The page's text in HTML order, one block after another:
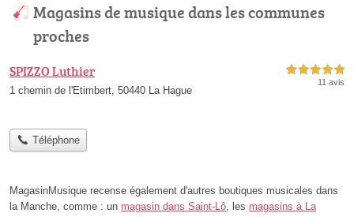
Magasins de musique dans les communes
proches
SPIZZO Luthier
1 chemin de l'Etimbert, 50440 La Hague
5,0 étoiles sur 5
11 avis
Téléphone
MagasinMusique recense également d'autres boutiques musicales dans
la Manche, comme : un magasin dans Saint-Lô , les magasins à La